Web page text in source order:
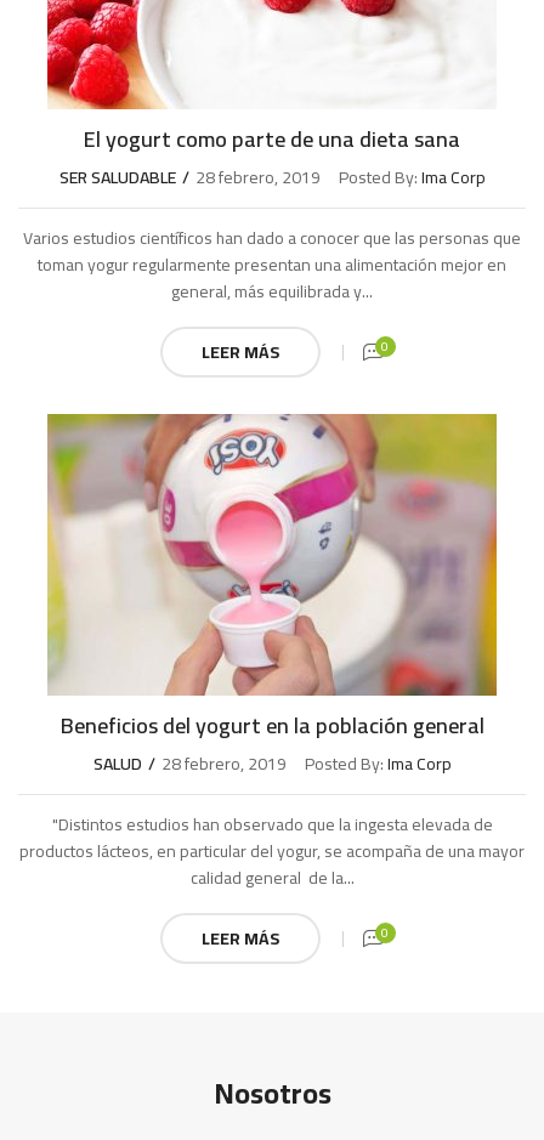
El yogurt como parte de una dieta sana
SER SALUDABLE 28 febrero, 2019 Posted By:Ima Corp
Varios estudios científicos han dado a conocer que las personas que
toman yogur regularmente presentan una alimentación mejor en
general, más equilibrada y...
LEER MÁS
0
Beneficios del yogurt en la población general
SALUD 28 febrero, 2019 Posted By:Ima Corp
"Distintos estudios han observado que la ingesta elevada de
productos lácteos, en particular del yogur, se acompaña de una mayor
calidad general de la...
LEER MÁS
0
Nosotros